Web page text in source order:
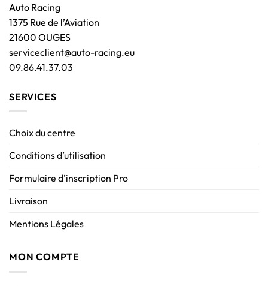
Auto Racing
1375 Rue de l’Aviation
21600 OUGES
serviceclient@auto-racing.eu
09.86.41.37.03
SERVICES
Choix du centre
Conditions d’utilisation
Formulaire d’inscription Pro
Livraison
Mentions Légales
MON COMPTE